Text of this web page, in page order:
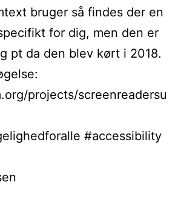
bruger så findes der en
for dig, men den er
pt da den blev kørt i 2018.
projects/screenreadersu
#accessibility